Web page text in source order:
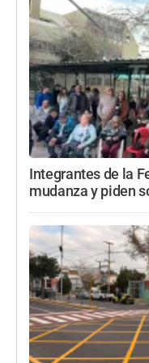
Integrantes de la
mudanza y piden